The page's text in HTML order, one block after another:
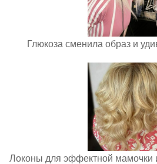
Глюкоза сменила образ и
Локоны для эффектной мамочки